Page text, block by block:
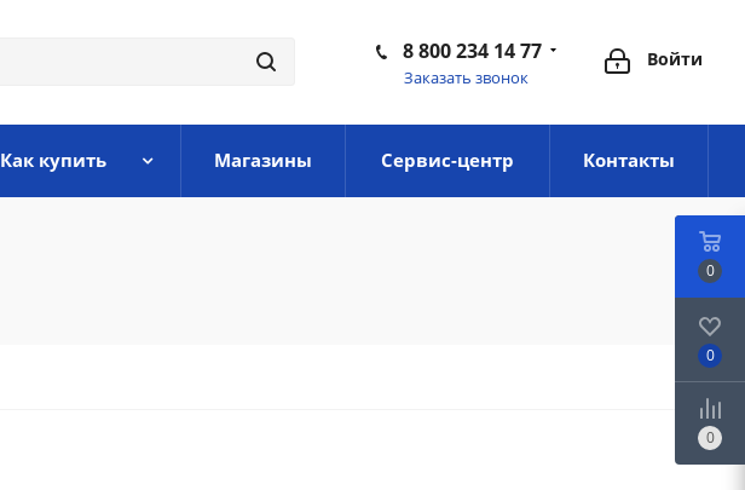
Войти
8 800 234 14 77
Заказать звонок
Как купить Магазины Сервис-центр Контакты
0
0
0